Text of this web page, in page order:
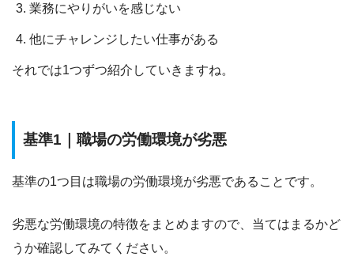
業務にやりがいを感じない
他にチャレンジしたい仕事がある
それでは1つずつ紹介していきますね。
基準1｜職場の労働環境が劣悪
基準の1つ目は職場の労働環境が劣悪であることです。
劣悪な労働環境の特徴をまとめますので、当てはまるかど
うか確認してみてください。